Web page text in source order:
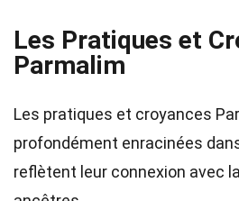
Les Pratiques et
Parmalim
Les pratiques et croyances
profondément enracinées
reflètent leur connexion avec